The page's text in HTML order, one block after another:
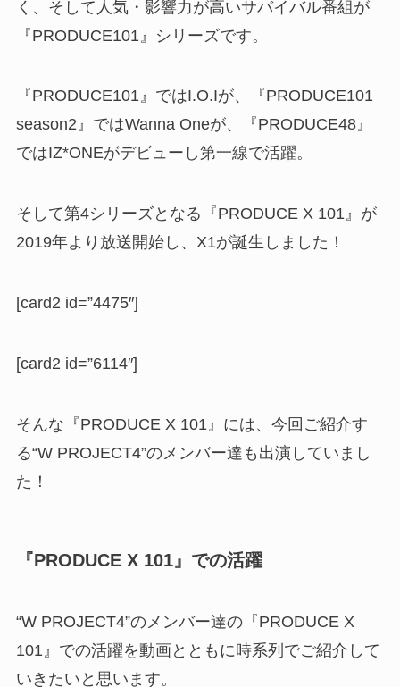
く、そして人気・影響力が高いサバイバル番組が
『PRODUCE101』シリーズです。
『PRODUCE101』ではI.O.Iが、『PRODUCE101
season2』ではWanna Oneが、『PRODUCE48』
ではIZ*ONEがデビューし第一線で活躍。
そして第4シリーズとなる『PRODUCE X 101』が
2019年より放送開始し、X1が誕生しました！
[card2 id=”4475″]
[card2 id=”6114″]
そんな『PRODUCE X 101』には、今回ご紹介す
る“W PROJECT4”のメンバー達も出演していまし
た！
『PRODUCE X 101』での活躍
“W PROJECT4”のメンバー達の『PRODUCE X
101』での活躍を動画とともに時系列でご紹介して
いきたいと思います。